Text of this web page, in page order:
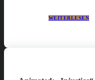
WEITERLESEN